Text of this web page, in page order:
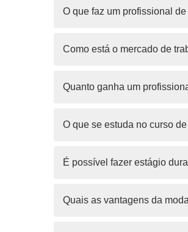
O que faz um profissional
Como está o mercado de
Quanto ganha um
O que se estuda no curso
É possível fazer estágio
Quais as vantagens da